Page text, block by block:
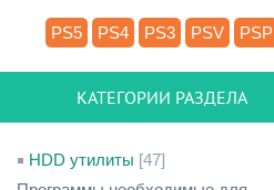
PS5 PS4 PS3 PSV PSP
КАТЕГОРИИ РАЗДЕЛА
HDD утилиты [47]